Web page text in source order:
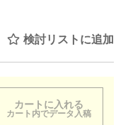
検討リストに追加
カートに入れる
カート内でデータ入稿